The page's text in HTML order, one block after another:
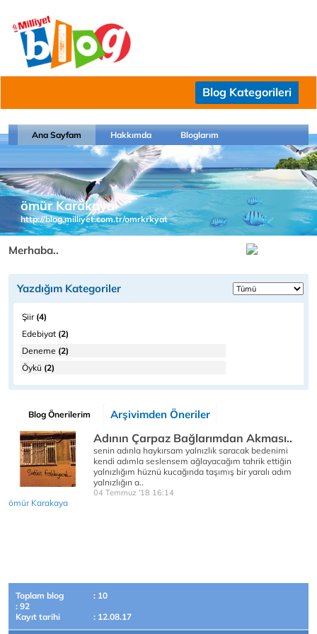
Blog Kategorileri
Ana Sayfam Hakkımda Bloglarım
ömür Karakaya
http://blog.milliyet.com.tr/omrkrkyat
Merhaba..
Yazdığım Kategoriler
Şiir(4)
Edebiyat (2)
Deneme (2)
Öykü (2)
Blog Önerilerim Arşivimden Öneriler
Adının Çarpaz Bağlarımdan Akması..
senin adınla haykırsam yalnızlık saracak bedenimi
kendi adımla seslensem ağlayacağım tahrik ettiğin
yalnızlığım hüznü kucağında taşımış bir yaralı adım
yalnızlığın a..
04 Temmuz '18 16:14
ömür Karakaya
Toplam blog
: 10
: 92
Kayıt tarihi
: 12.08.17